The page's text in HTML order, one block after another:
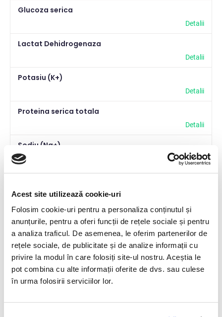
Acest site utilizează cookie-uri
Folosim cookie-uri pentru a personaliza conținutul și
anunțurile, pentru a oferi funcții de rețele sociale și pentru
a analiza traficul. De asemenea, le oferim partenerilor de
rețele sociale, de publicitate și de analize informații cu
privire la modul în care folosiți site-ul nostru. Aceștia le
pot combina cu alte informații oferite de dvs. sau culese
în urma folosirii serviciilor lor.
Glucoza serica
Detalii
Lactat Dehidrogenaza
Detalii
Potasiu (K+)
Detalii
Proteina serica totala
Detalii
Sodiu (Na+)
Detalii
Uree serica
Detalii
Cantitate proba
1 ml